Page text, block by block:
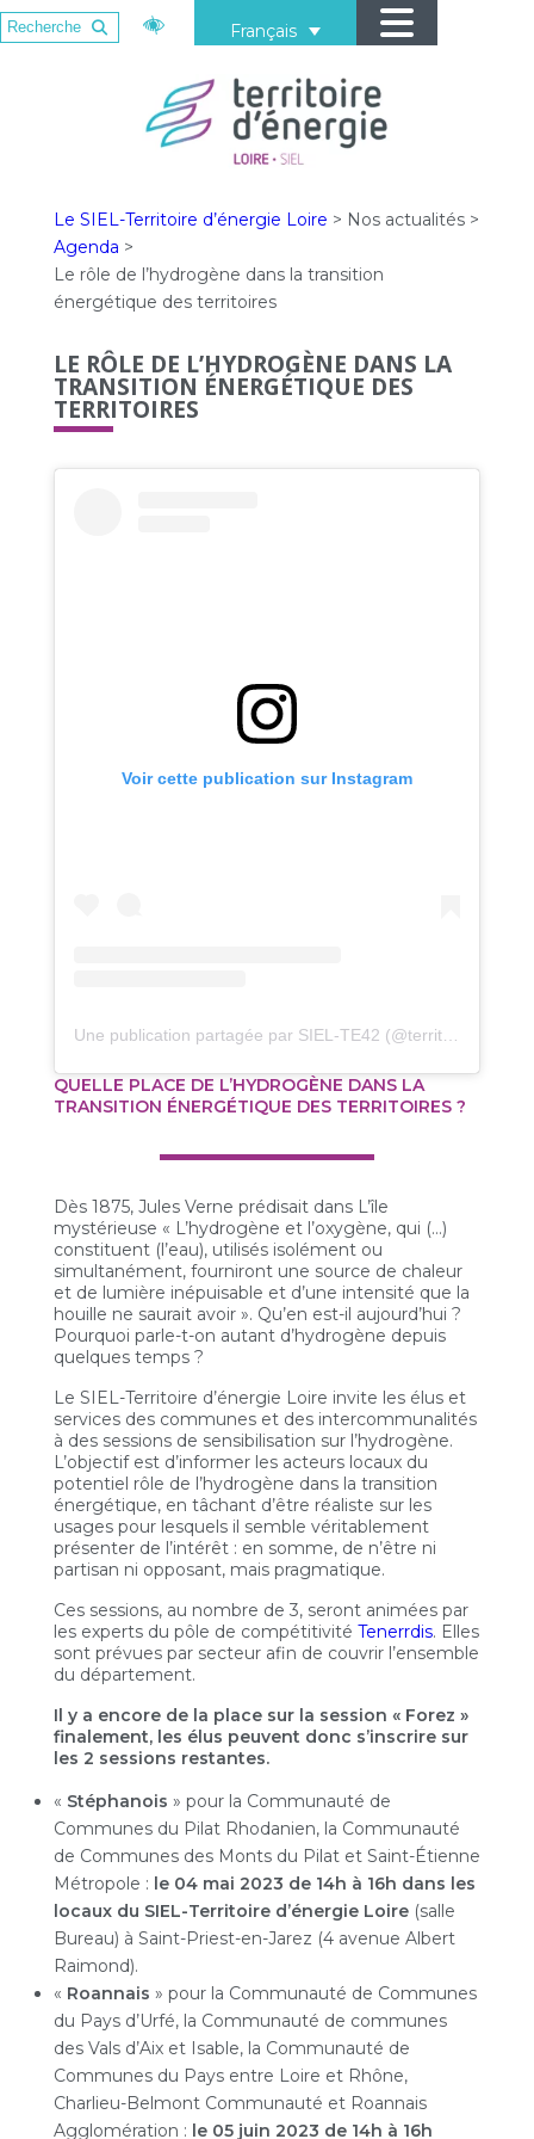
Français
Le SIEL-Territoire d’énergie Loire > Nos actualités>
Agenda >
Le rôle de l’hydrogène dans la transition
énergétique des territoires
LE RÔLE DE L’HYDROGÈNE DANS LA
TRANSITION ÉNERGÉTIQUE DES
TERRITOIRES
Voir cette publication sur Instagram
Une publication partagée par SIEL-TE42 (@territoireenergie42)
QUELLE PLACE DE L’HYDROGÈNE DANS LA
TRANSITION ÉNERGÉTIQUE DES TERRITOIRES ?
Dès 1875, Jules Verne prédisait dans L’île
mystérieuse « L’hydrogène et l’oxygène, qui (…)
constituent (l’eau), utilisés isolément ou
simultanément, fourniront une source de chaleur
et de lumière inépuisable et d’une intensité que la
houille ne saurait avoir ». Qu’en est-il aujourd’hui ?
Pourquoi parle-t-on autant d’hydrogène depuis
quelques temps ?
Le SIEL-Territoire d’énergie Loire invite les élus et
services des communes et des intercommunalités
à des sessions de sensibilisation sur l’hydrogène.
L’objectif est d’informer les acteurs locaux du
potentiel rôle de l’hydrogène dans la transition
énergétique, en tâchant d’être réaliste sur les
usages pour lesquels il semble véritablement
présenter de l’intérêt : en somme, de n’être ni
partisan ni opposant, mais pragmatique.
Ces sessions, au nombre de 3, seront animées par
les experts du pôle de compétitivité Tenerrdis. Elles
sont prévues par secteur afin de couvrir l’ensemble
du département.
Il y a encore de la place sur la session « Forez »
finalement, les élus peuvent donc s’inscrire sur
les 2 sessions restantes.
« Stéphanois » pour la Communauté de
Communes du Pilat Rhodanien, la Communauté
de Communes des Monts du Pilat et Saint-Étienne
Métropole : le 04 mai 2023 de 14h à 16h dans les
locaux du SIEL-Territoire d’énergie Loire(salle
Bureau) à Saint-Priest-en-Jarez (4 avenue Albert
Raimond).
« Roannais » pour la Communauté de Communes
du Pays d’Urfé, la Communauté de communes
des Vals d’Aix et Isable, la Communauté de
Communes du Pays entre Loire et Rhône,
Charlieu-Belmont Communauté et Roannais
Agglomération : le 05 juin 2023 de 14h à 16h